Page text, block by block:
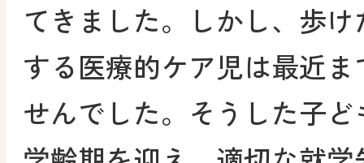
てきました。しかし、歩
する医療的ケア児は最近
せんでした。そうした子